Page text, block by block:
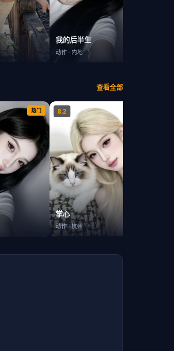
我的后半生
动作 · 内地
查看全部
热门 8.2
掌心
动作·杭州